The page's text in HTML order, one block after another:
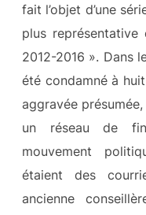
fait l’objet d’une
plus
2012-2016 ». Dans
été condamné à
aggravée
un réseau de
mouvement
étaient des
ancienne